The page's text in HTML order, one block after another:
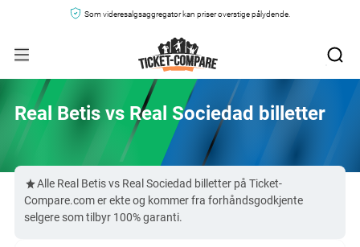
Som videresalgsaggregator kan priser overstige pålydende.
Real Betis vs Real Sociedad billetter
Alle Real Betis vs Real Sociedad billetter på Ticket-
Compare.com er ekte og kommer fra forhåndsgodkjente
selgere som tilbyr 100% garanti.